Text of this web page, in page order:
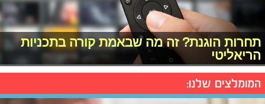
תחרות הוגנת? זה מה שבאמת קורה בתכניות
הריאליטי
המומלצים שלנו: